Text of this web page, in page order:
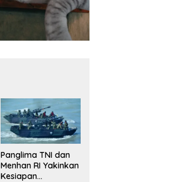
Panglima TNI dan
Menhan RI Yakinkan
Kesiapan